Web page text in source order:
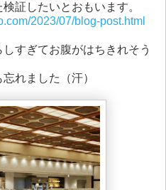
証したいとおもいます。
2023/07/blog-post.html
すぎてお腹がはちきれそう
れました（汗）